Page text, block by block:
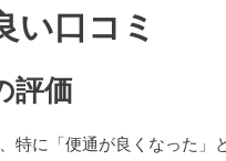
い口コミ
評価
特に「便通が良くなった